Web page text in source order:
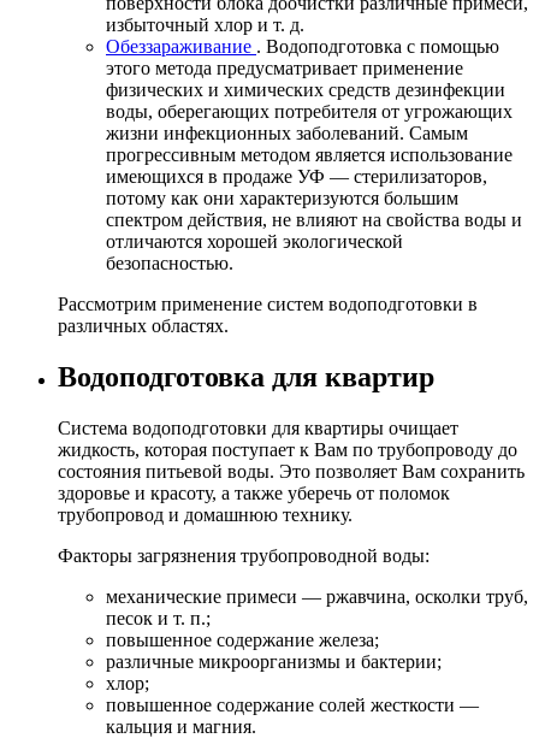
избыточный хлор и т. д.
Обеззараживание . Водоподготовка с помощью
этого метода предусматривает применение
физических и химических средств дезинфекции
воды, оберегающих потребителя от угрожающих
жизни инфекционных заболеваний. Самым
прогрессивным методом является использование
имеющихся в продаже УФ — стерилизаторов,
потому как они характеризуются большим
спектром действия, не влияют на свойства воды и
отличаются хорошей экологической
безопасностью.
Рассмотрим применение систем водоподготовки в
различных областях.
Водоподготовка для квартир
Система водоподготовки для квартиры очищает
жидкость, которая поступает к Вам по трубопроводу до
состояния питьевой воды. Это позволяет Вам сохранить
здоровье и красоту, а также уберечь от поломок
трубопровод и домашнюю технику.
Факторы загрязнения трубопроводной воды:
механические примеси — ржавчина, осколки труб,
песок и т. п.;
повышенное содержание железа;
различные микроорганизмы и бактерии;
хлор;
повышенное содержание солей жесткости —
кальция и магния.